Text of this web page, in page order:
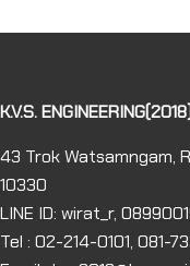
K.V.S.
43 Trok Watsamngam,
10330
LINE ID: wirat_r,
Tel : 02-214-0101, 081-